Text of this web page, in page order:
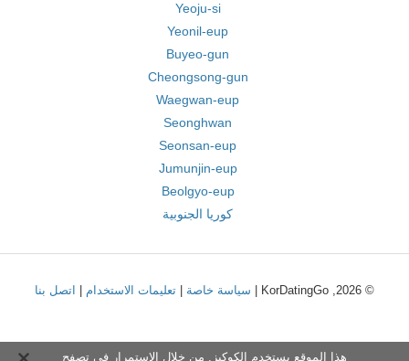
Yeoju-si
Yeonil-eup
Buyeo-gun
Cheongsong-gun
Waegwan-eup
Seonghwan
Seonsan-eup
Jumunjin-eup
Beolgyo-eup
كوريا الجنوبية
© 2026, KorDatingGo | سياسة خاصة تعليمات الاستخدام اتصل بنا
هذا الموقع يستخدم الكوكيز. من خلال الاستمرار في تصفح